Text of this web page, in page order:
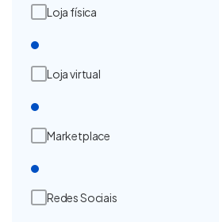
Loja física
Loja virtual
Marketplace
Redes Sociais